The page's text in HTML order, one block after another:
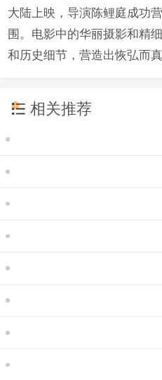
大陆上映，导演陈鲤庭成功
围。电影中的华丽摄影和精
和历史细节，营造出恢弘而真
相关推荐